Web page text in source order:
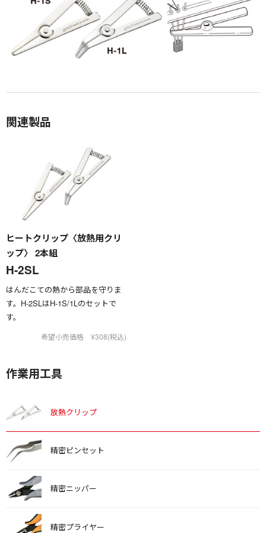
関連製品
ヒートクリップ〈放熱用クリ
ップ〉 2本組
H-2SL
はんだこての熱から部品を守りま
す。H-2SLはH-1S/1Lのセットで
す。
希望小売価格 ¥308(税込)
作業用工具
放熱クリップ
精密ピンセット
精密ニッパー
精密プライヤー